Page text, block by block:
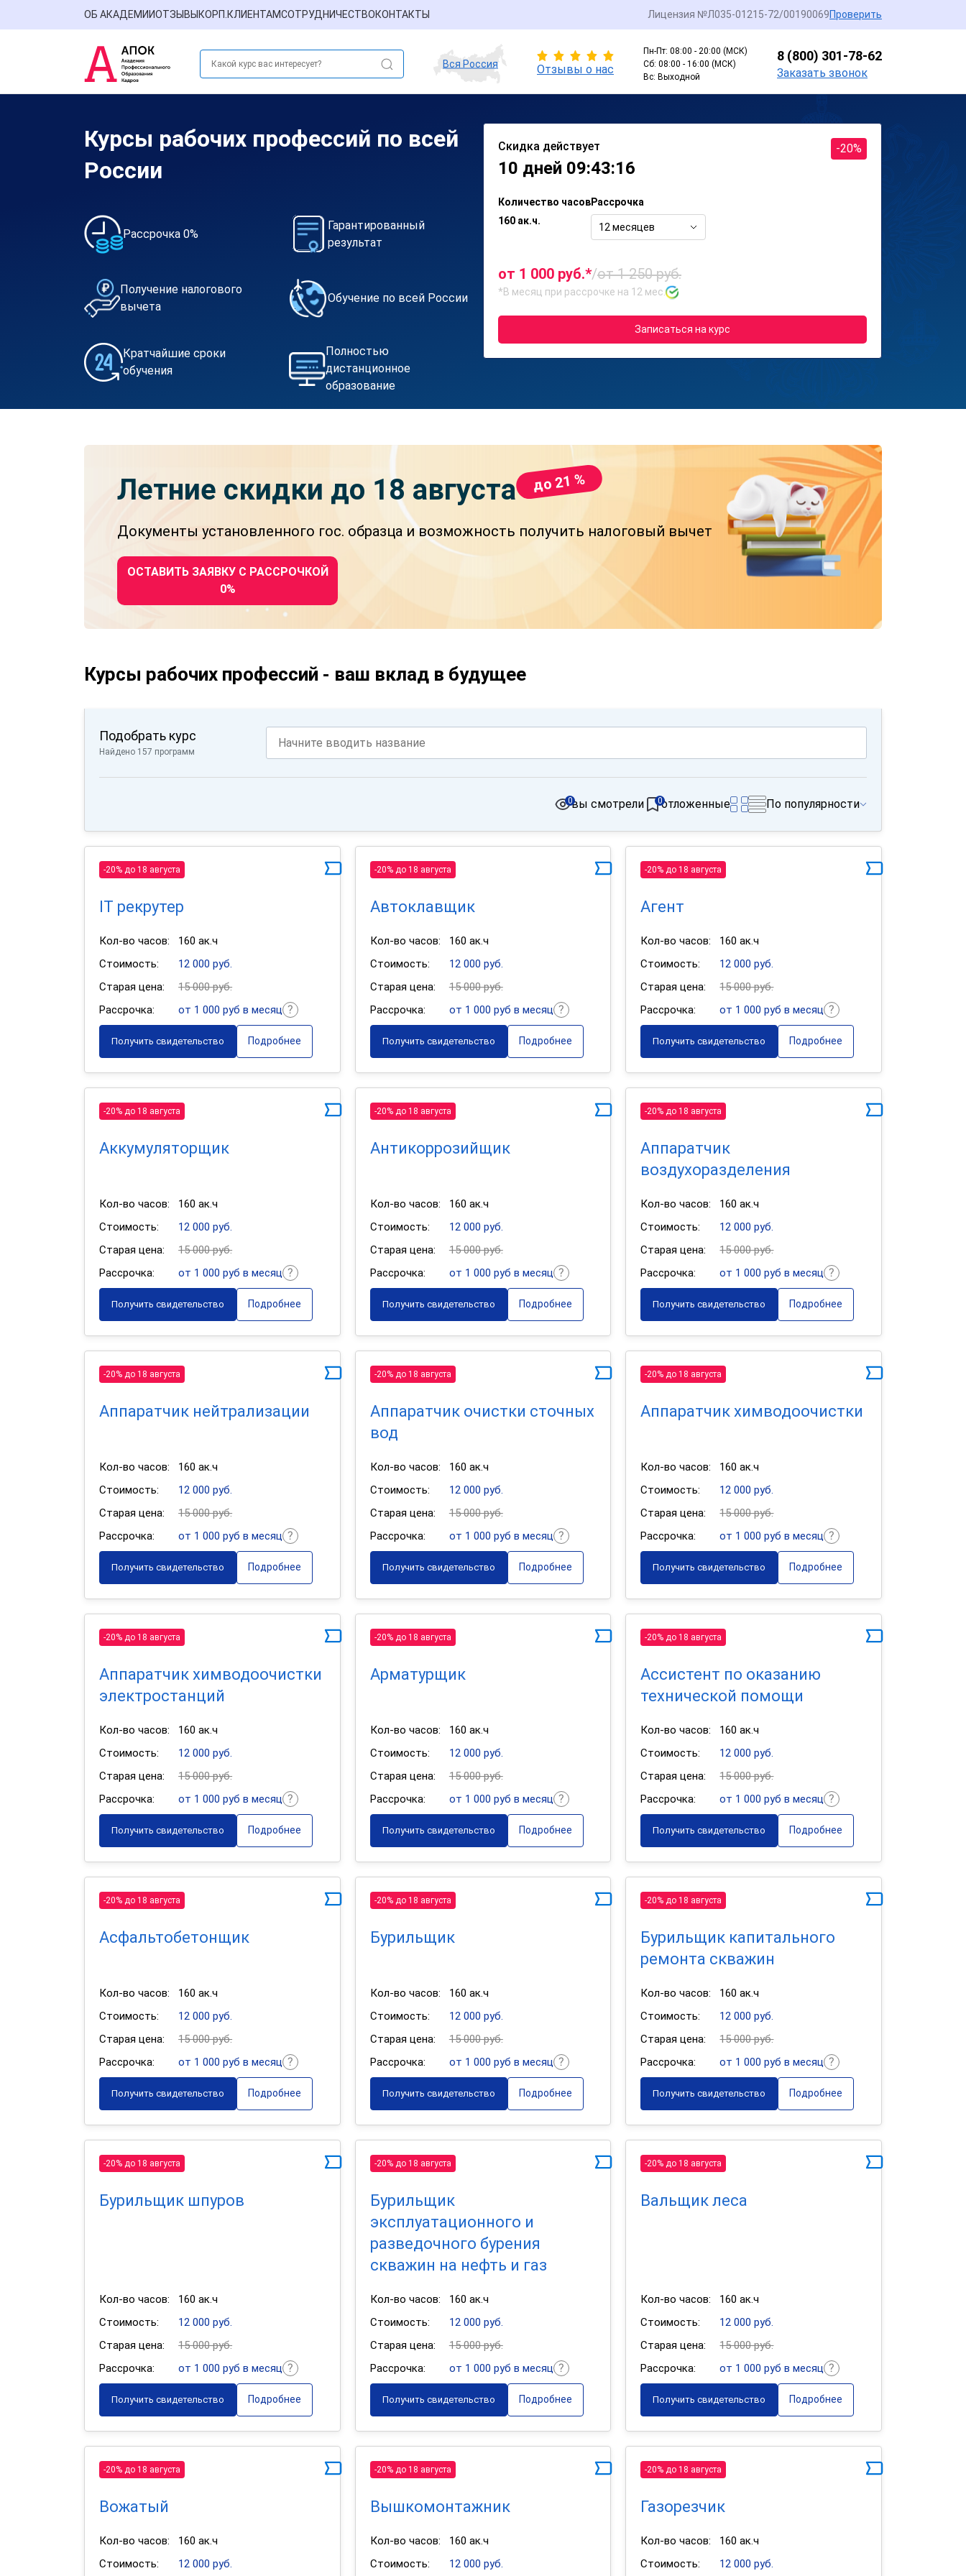
ОБ АКАДЕМИИОТЗЫВЫ КОРП.КЛИЕНТАМСОТРУДНИЧЕСТВОКОНТАКТЫ Лицензия №Л035-01215-72/00190069Проверить
Вся Россия Отзывы о нас
Пн-Пт: 08:00 - 20:00 (МСК)
Сб: 08:00 - 16:00 (МСК)
Вс: Выходной
8 (800) 301-78-62
Заказать звонок
Курсы рабочих профессий по всей
России
Рассрочка 0%
Гарантированный
результат
Получение налогового
вычета
Обучение по всей России
Кратчайшие сроки
обучения
Полностью
дистанционное
образование
Скидка действует
10 дней 09:43:16
-20%
Количество часов
160 ак.ч.
Рассрочка
12 месяцев
от 1 000 руб.*/от 1 250 руб.
*В месяц при рассрочке на 12 мес.
Записаться на курс
Летние скидки до 18 августа до 21 %
Документы установленного гос. образца и возможность получить налоговый вычет
ОСТАВИТЬ ЗАЯВКУ С РАССРОЧКОЙ
0%
Курсы рабочих профессий - ваш вклад в будущее
Подобрать курс
Найдено 157 программ
вы смотрели
0 отложенные
0 По популярности
-20% до 18 августа
IT рекрутер
Кол-во часов:
160 ак.ч
Стоимость:
12 000 руб.
Старая цена:
15 000 руб.
Рассрочка:
от 1 000 руб в месяц
Получить свидетельство Подробнее
-20% до 18 августа
Автоклавщик
Кол-во часов:
160 ак.ч
Стоимость:
12 000 руб.
Старая цена:
15 000 руб.
Рассрочка:
от 1 000 руб в месяц
Получить свидетельство Подробнее
-20% до 18 августа
Агент
Кол-во часов:
160 ак.ч
Стоимость:
12 000 руб.
Старая цена:
15 000 руб.
Рассрочка:
от 1 000 руб в месяц
Получить свидетельство Подробнее
-20% до 18 августа
Аккумуляторщик
Кол-во часов:
160 ак.ч
Стоимость:
12 000 руб.
Старая цена:
15 000 руб.
Рассрочка:
от 1 000 руб в месяц
Получить свидетельство Подробнее
-20% до 18 августа
Антикоррозийщик
Кол-во часов:
160 ак.ч
Стоимость:
12 000 руб.
Старая цена:
15 000 руб.
Рассрочка:
от 1 000 руб в месяц
Получить свидетельство Подробнее
-20% до 18 августа
Аппаратчик
воздухоразделения
Кол-во часов:
160 ак.ч
Стоимость:
12 000 руб.
Старая цена:
15 000 руб.
Рассрочка:
от 1 000 руб в месяц
Получить свидетельство Подробнее
-20% до 18 августа
Аппаратчик нейтрализации
Кол-во часов:
160 ак.ч
Стоимость:
12 000 руб.
Старая цена:
15 000 руб.
Рассрочка:
от 1 000 руб в месяц
Получить свидетельство Подробнее
-20% до 18 августа
Аппаратчик очистки сточных
вод
Кол-во часов:
160 ак.ч
Стоимость:
12 000 руб.
Старая цена:
15 000 руб.
Рассрочка:
от 1 000 руб в месяц
Получить свидетельство Подробнее
-20% до 18 августа
Аппаратчик химводоочистки
Кол-во часов:
160 ак.ч
Стоимость:
12 000 руб.
Старая цена:
15 000 руб.
Рассрочка:
от 1 000 руб в месяц
Получить свидетельство Подробнее
-20% до 18 августа
Аппаратчик химводоочистки
электростанций
Кол-во часов:
160 ак.ч
Стоимость:
12 000 руб.
Старая цена:
15 000 руб.
Рассрочка:
от 1 000 руб в месяц
Получить свидетельство Подробнее
-20% до 18 августа
Арматурщик
Кол-во часов:
160 ак.ч
Стоимость:
12 000 руб.
Старая цена:
15 000 руб.
Рассрочка:
от 1 000 руб в месяц
Получить свидетельство Подробнее
-20% до 18 августа
Ассистент по оказанию
технической помощи
Кол-во часов:
160 ак.ч
Стоимость:
12 000 руб.
Старая цена:
15 000 руб.
Рассрочка:
от 1 000 руб в месяц
Получить свидетельство Подробнее
-20% до 18 августа
Асфальтобетонщик
Кол-во часов:
160 ак.ч
Стоимость:
12 000 руб.
Старая цена:
15 000 руб.
Рассрочка:
от 1 000 руб в месяц
Получить свидетельство Подробнее
-20% до 18 августа
Бурильщик
Кол-во часов:
160 ак.ч
Стоимость:
12 000 руб.
Старая цена:
15 000 руб.
Рассрочка:
от 1 000 руб в месяц
Получить свидетельство Подробнее
-20% до 18 августа
Бурильщик капитального
ремонта скважин
Кол-во часов:
160 ак.ч
Стоимость:
12 000 руб.
Старая цена:
15 000 руб.
Рассрочка:
от 1 000 руб в месяц
Получить свидетельство Подробнее
-20% до 18 августа
Бурильщик шпуров
Кол-во часов:
160 ак.ч
Стоимость:
12 000 руб.
Старая цена:
15 000 руб.
Рассрочка:
от 1 000 руб в месяц
Получить свидетельство Подробнее
-20% до 18 августа
Бурильщик
эксплуатационного и
разведочного бурения
скважин на нефть и газ
Кол-во часов:
160 ак.ч
Стоимость:
12 000 руб.
Старая цена:
15 000 руб.
Рассрочка:
от 1 000 руб в месяц
Получить свидетельство Подробнее
-20% до 18 августа
Вальщик леса
Кол-во часов:
160 ак.ч
Стоимость:
12 000 руб.
Старая цена:
15 000 руб.
Рассрочка:
от 1 000 руб в месяц
Получить свидетельство Подробнее
-20% до 18 августа
Вожатый
Кол-во часов:
160 ак.ч
Стоимость:
12 000 руб.
-20% до 18 августа
Вышкомонтажник
Кол-во часов:
160 ак.ч
Стоимость:
12 000 руб.
-20% до 18 августа
Газорезчик
Кол-во часов:
160 ак.ч
Стоимость:
12 000 руб.